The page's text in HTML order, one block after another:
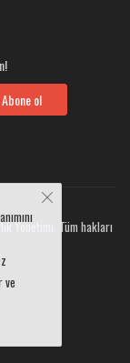
Abone ol
Yönetimi. Tüm hakları
ve